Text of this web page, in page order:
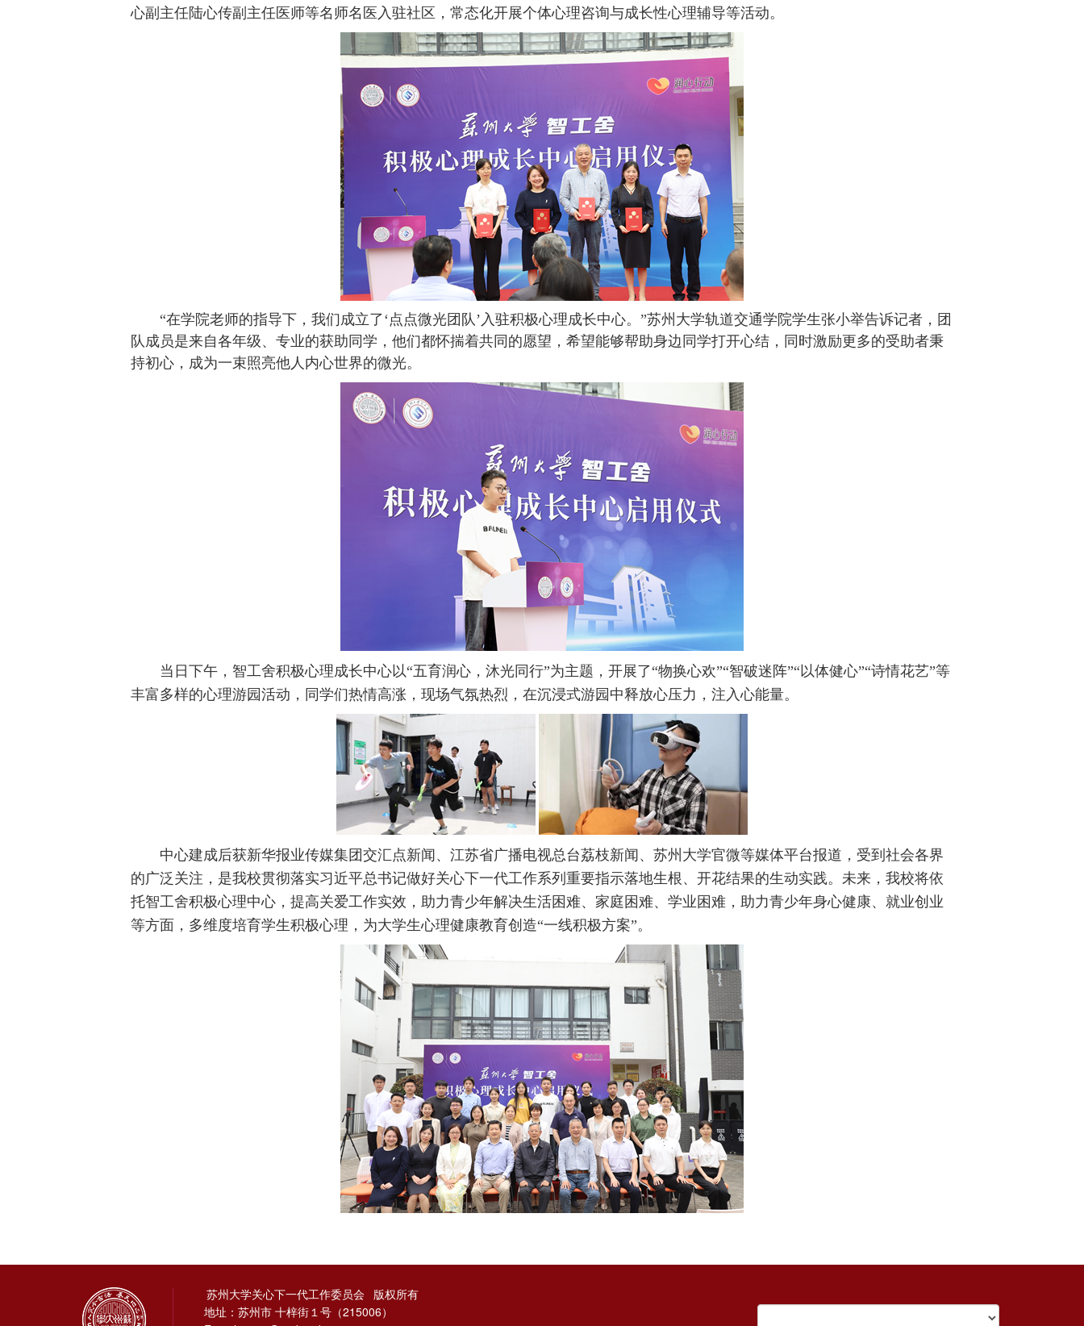
心副主任陆心传副主任医师等名师名医入驻社区，常态化开展个体心理咨询与成长性心理辅导等活动。
“在学院老师的指导下，我们成立了‘点点微光团队’入驻积极心理成长中心。”苏州大学轨道交通学院学生张小举告诉记者，团
队成员是来自各年级、专业的获助同学，他们都怀揣着共同的愿望，希望能够帮助身边同学打开心结，同时激励更多的受助者秉
持初心，成为一束照亮他人内心世界的微光。
当日下午，智工舍积极心理成长中心以“五育润心，沐光同行”为主题，开展了“物换心欢”“智破迷阵”“以体健心”“诗情花艺”等
丰富多样的心理游园活动，同学们热情高涨，现场气氛热烈，在沉浸式游园中释放心压力，注入心能量。
中心建成后获新华报业传媒集团交汇点新闻 、 江苏省广播电视总台荔枝新闻 、苏州大学官微等媒体平台报道，受到社会各界
的广泛关注，是我校贯彻落实习近平总书记做好关心下一代工作系列重要指示落地生根、开花结果的生动实践。未来，我校将依
托智工舍积极心理中心，提高关爱工作实效，助力青少年解决生活困难、家庭困难、学业困难，助力青少年身心健康、就业创业
等方面，多维度培育学生积极心理，为大学生心理健康教育创造“一线积极方案”。
苏州大学关心下一代工作委员会 版权所有
地址：苏州市 十梓街１号（215006）